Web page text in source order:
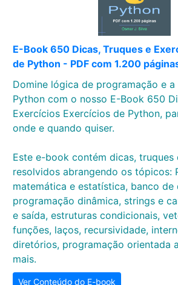
E-Book 650 Dicas, Truques e
de Python - PDF com 1.200
Domine lógica de programação e a
Python com o nosso E-Book 650
Exercícios Exercícios de Python,
onde e quando quiser.
Este e-book contém dicas, truques
resolvidos abrangendo os tópicos:
matemática e estatística, banco de
programação dinâmica, strings e
e saída, estruturas condicionais,
funções, laços, recursividade,
diretórios, programação orientada
mais.
Ver Conteúdo do E-book